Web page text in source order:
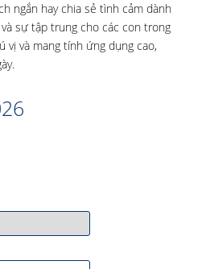
ngắn hay chia sẻ tình cảm dành
sự tập trung cho các con trong
và mang tính ứng dụng cao,